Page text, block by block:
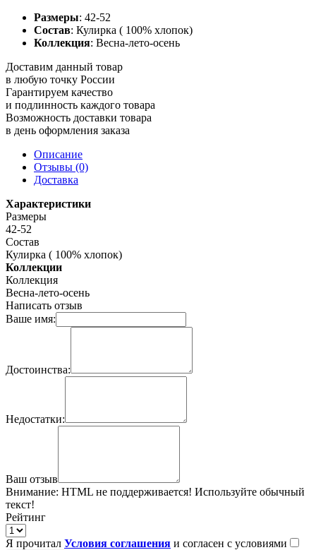
Размеры: 42-52
Состав: Кулирка ( 100% хлопок)
Коллекция: Весна-лето-осень
Доставим данный товар
в любую точку России
Гарантируем качество
и подлинность каждого товара
Возможность доставки товара
в день оформления заказа
Описание
Отзывы (0)
Доставка
Характеристики
Размеры
42-52
Состав
Кулирка ( 100% хлопок)
Коллекции
Коллекция
Весна-лето-осень
Написать отзыв
Ваше имя:
Достоинства:
Недостатки:
Ваш отзыв
Внимание: HTML не поддерживается! Используйте обычный
текст!
Рейтинг
Я прочитал Условия соглашения и согласен с условиями